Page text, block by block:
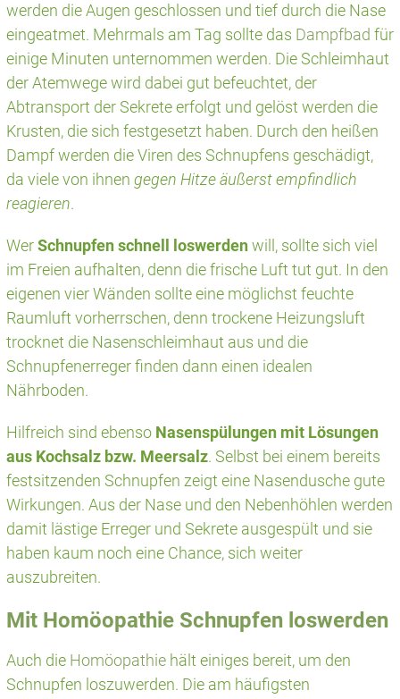
werden die Augen geschlossen und tief durch die Nase
eingeatmet. Mehrmals am Tag sollte das Dampfbad für
einige Minuten unternommen werden. Die Schleimhaut
der Atemwege wird dabei gut befeuchtet, der
Abtransport der Sekrete erfolgt und gelöst werden die
Krusten, die sich festgesetzt haben. Durch den heißen
Dampf werden die Viren des Schnupfens geschädigt,
da viele von ihnen gegen Hitze äußerst empfindlich
reagieren.
WerSchnupfen schnell loswerdenwill, sollte sich viel
im Freien aufhalten, denn die frische Luft tut gut. In den
eigenen vier Wänden sollte eine möglichst feuchte
Raumluft vorherrschen, denn trockene Heizungsluft
trocknet die Nasenschleimhaut aus und die
Schnupfenerreger finden dann einen idealen
Nährboden.
Hilfreich sind ebenso Nasenspülungen mit Lösungen
aus Kochsalz bzw. Meersalz. Selbst bei einem bereits
festsitzenden Schnupfen zeigt eine Nasendusche gute
Wirkungen. Aus der Nase und den Nebenhöhlen werden
damit lästige Erreger und Sekrete ausgespült und sie
haben kaum noch eine Chance, sich weiter
auszubreiten.
Mit Homöopathie Schnupfen loswerden
Auch die Homöopathiehält einiges bereit, um den
Schnupfen loszuwerden. Die am häufigsten